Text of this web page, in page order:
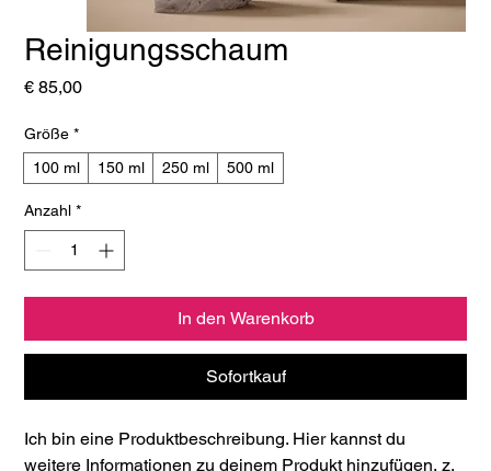
Reinigungsschaum
€ 85,00Preis
Größe *
100 ml
150 ml 250 ml 500 ml
Anzahl *
In den Warenkorb
Sofortkauf
Ich bin eine Produktbeschreibung. Hier kannst du
weitere Informationen zu deinem Produkt hinzufügen, z.